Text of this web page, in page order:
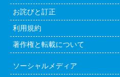
お詫びと訂正
利用規約
著作権と転載について
ソーシャルメディア